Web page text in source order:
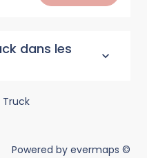
dans les
Powered by evermaps ©